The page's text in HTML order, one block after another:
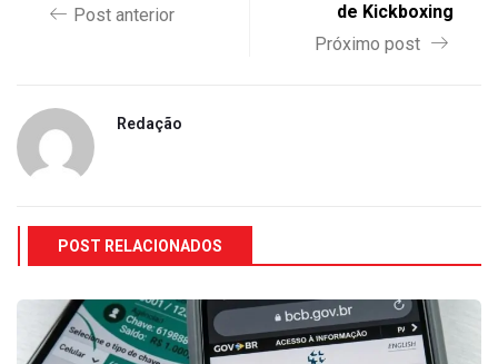
Post anterior
de Kickboxing
Próximo post
Redação
POST RELACIONADOS